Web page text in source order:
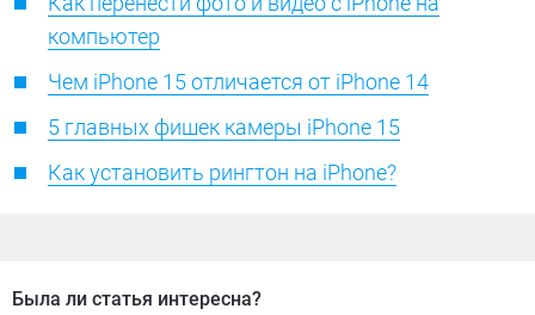
компьютер
Чем iPhone 15 отличается от iPhone 14
5 главных фишек камеры iPhone 15
Как установить рингтон на iPhone?
Была ли статья интересна?